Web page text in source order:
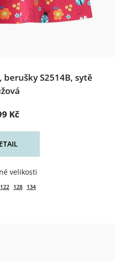
S2514B, sytě
Kč
122 128 134